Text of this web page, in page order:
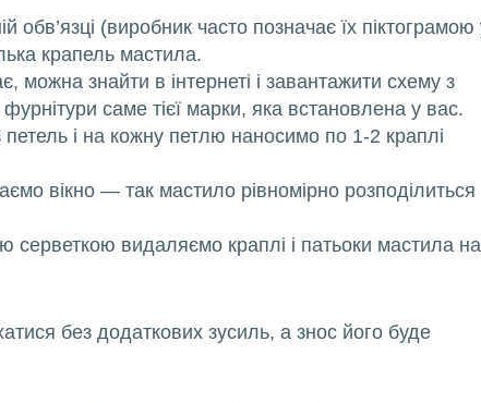
обв’язці (виробник часто позначає їх піктограмою
крапель мастила.
можна знайти в інтернеті і завантажити схему з
саме тієї марки, яка встановлена ​​у вас.
і на кожну петлю наносимо по 1-2 краплі
вікно — так мастило рівномірно розподілиться
серветкою видаляємо краплі і патьоки мастила на
без додаткових зусиль, а знос його буде